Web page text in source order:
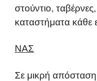
στούντιο,
καταστήματα κάθε
ΝΑΣ
Σε μικρή απόσταση